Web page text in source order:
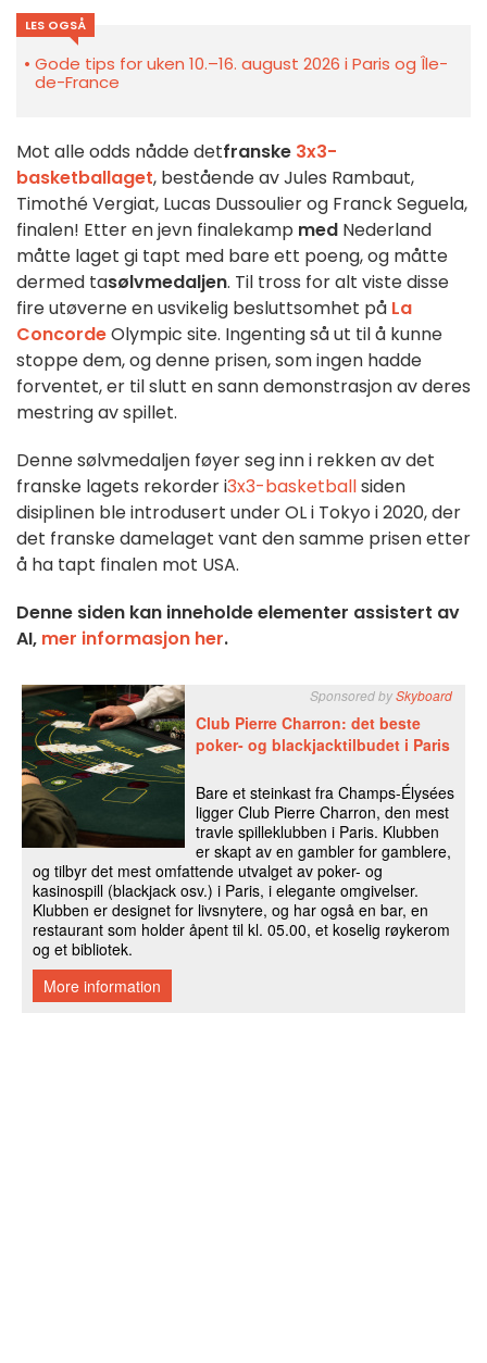
LES OGSÅ
Gode tips for uken 10.–16. august 2026 i Paris og Île-
de-France
Mot alle odds nådde detfranske 3x3-
basketballaget, bestående av Jules Rambaut,
Timothé Vergiat, Lucas Dussoulier og Franck Seguela,
finalen! Etter en jevn finalekamp med Nederland
måtte laget gi tapt med bare ett poeng, og måtte
dermed tasølvmedaljen. Til tross for alt viste disse
fire utøverne en usvikelig besluttsomhet på La
ConcordeOlympic site. Ingenting så ut til å kunne
stoppe dem, og denne prisen, som ingen hadde
forventet, er til slutt en sann demonstrasjon av deres
mestring av spillet.
Denne sølvmedaljen føyer seg inn i rekken av det
franske lagets rekorder i3x3-basketballsiden
disiplinen ble introdusert under OL i Tokyo i 2020, der
det franske damelaget vant den samme prisen etter
å ha tapt finalen mot USA.
Denne siden kan inneholde elementer assistert av
AI, mer informasjon her.